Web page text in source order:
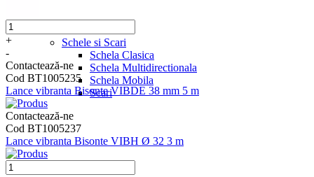
Schele si Scari
Schela Clasica
Schela Multidirectionala
Schela Mobila
Scari
+
-
Contactează-ne
Cod BT1005235
Lance vibranta Bisonte VIBDE 38 mm 5 m
Contactează-ne
Cod BT1005237
Lance vibranta Bisonte VIBH Ø 32 3 m